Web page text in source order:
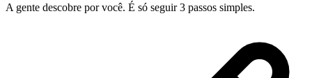
A gente descobre por você. É só seguir 3 passos simples.